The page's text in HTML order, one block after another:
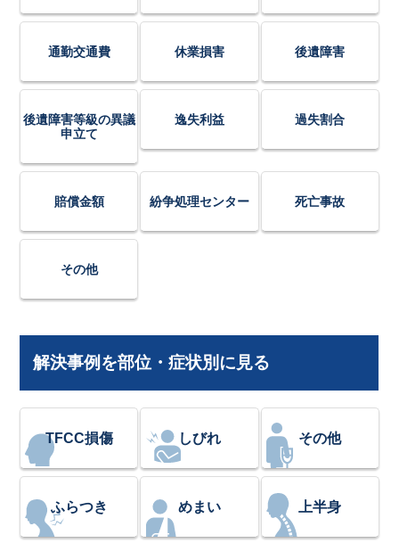
通勤交通費 休業損害 後遺障害
後遺障害等級の異議
申立て
逸失利益 過失割合
賠償金額 紛争処理センター 死亡事故
その他
解決事例を部位・症状別に見る
TFCC損傷 しびれ その他
ふらつき めまい 上半身